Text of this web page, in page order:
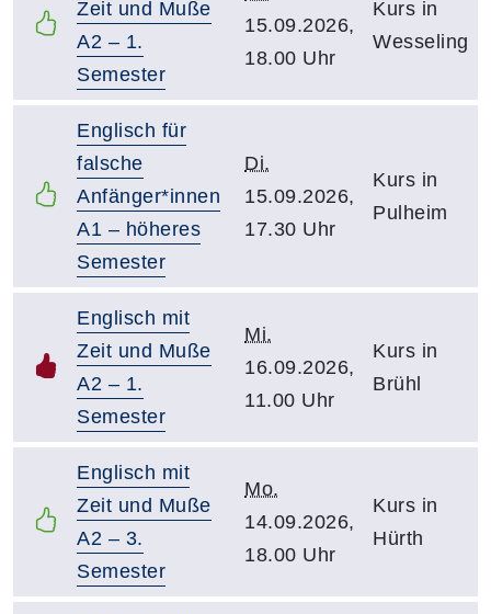
Zeit und Muße
A2 – 1.
Semester
15.09.2026,
18.00 Uhr
Kurs in
Wesseling
Englisch für
falsche
Anfänger*innen
A1 – höheres
Semester
Di.
15.09.2026,
17.30 Uhr
Kurs in
Pulheim
Englisch mit
Zeit und Muße
A2 – 1.
Semester
Mi.
16.09.2026,
11.00 Uhr
Kurs in
Brühl
Englisch mit
Zeit und Muße
A2 – 3.
Semester
Mo.
14.09.2026,
18.00 Uhr
Kurs in
Hürth